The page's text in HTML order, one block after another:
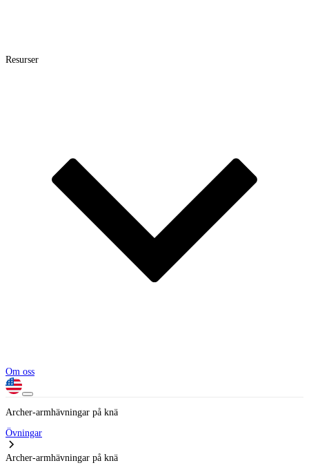
Resurser
Om oss
Archer-armhävningar på knä
Övningar
Archer-armhävningar på knä